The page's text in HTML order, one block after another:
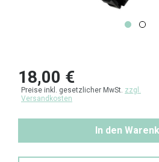
18,00 €
Preise inkl. gesetzlicher MwSt. zzgl.
Versandkosten
In den